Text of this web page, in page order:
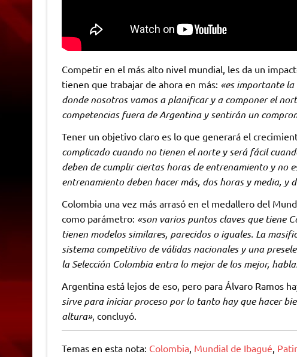
Competir en el más alto nivel mundial, les da un
tienen que trabajar de ahora en más: «es importante la
donde nosotros vamos a planificar y a componer el
competencias fuera de Argentina y sentirán un
Tener un objetivo claro es lo que generará el
complicado cuando no tienen el norte y será fácil
deben de cumplir ciertas horas de entrenamiento y no
entrenamiento deben hacer más, dos horas y media, y
Colombia una vez más arrasó en el medallero del
como parámetro: «son varios puntos claves que tiene
tienen modelos similares, parecidos o iguales. La
sistema competitivo de válidas nacionales y una
la Selección Colombia entra lo mejor de los mejor,
Argentina está lejos de eso, pero para Álvaro Ramos
sirve para iniciar proceso por lo tanto hay que hacer
altura», concluyó.
Temas en esta nota: Colombia, Mundial de Ibagué,